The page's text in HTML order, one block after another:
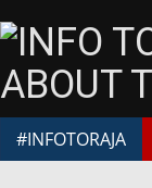
#INFOTORAJA